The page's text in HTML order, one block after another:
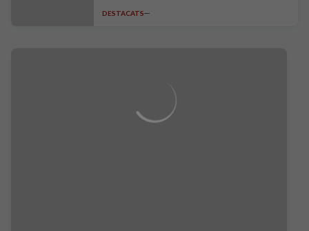
DESTACATS